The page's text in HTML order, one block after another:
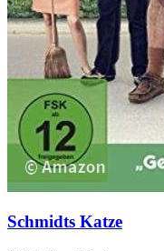
Schmidts Katze